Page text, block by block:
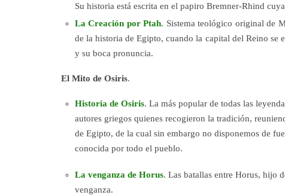
Su historia está escrita en el papiro Bremner-Rhind
La Creación por Ptah. Sistema teológico original de
de la historia de Egipto, cuando la capital del Reino se
y su boca pronuncia.
El Mito de Osiris.
Historia de Osiris. La más popular de todas las
autores griegos quienes recogieron la tradición,
de Egipto, de la cual sin embargo no disponemos de
conocida por todo el pueblo.
La venganza de Horus. Las batallas entre Horus, hijo
venganza.